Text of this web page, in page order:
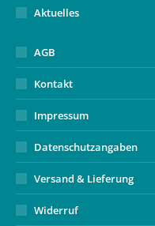
Aktuelles
AGB
Kontakt
Impressum
Datenschutzangaben
Versand & Lieferung
Widerruf